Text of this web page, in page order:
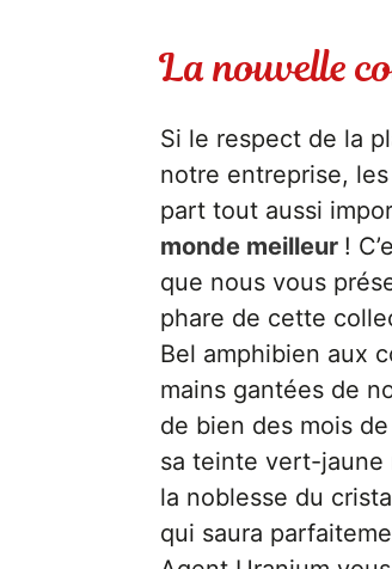
La nouvelle
Si le respect de la
notre entreprise,
part tout aussi
monde meilleur !
que nous vous
phare de cette
Bel amphibien aux
mains gantées de
de bien des mois
sa teinte vert-jaune
la noblesse du
qui saura